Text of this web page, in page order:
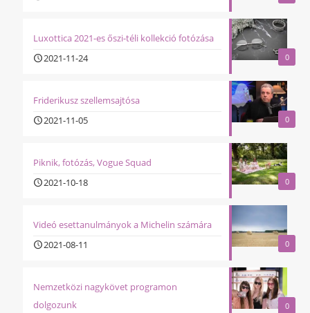
0
Luxottica 2021-es őszi-téli kollekció fotózása
2021-11-24
0
Friderikusz szellemsajtósa
2021-11-05
0
Piknik, fotózás, Vogue Squad
2021-10-18
0
Videó esettanulmányok a Michelin számára
2021-08-11
0
Nemzetközi nagykövet programon
dolgozunk